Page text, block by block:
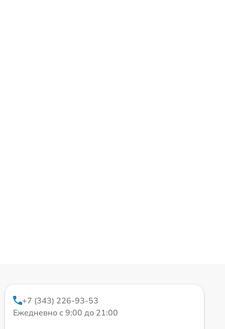
+7 (343) 226-93-53
Ежедневно с 9:00 до 21:00